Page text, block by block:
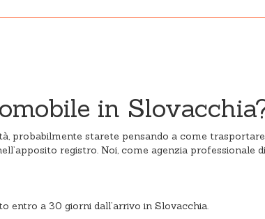
in
probabilmente starete pensando a come
registro. Noi, come agenzia
entro a 30 giorni dall’arrivo in Slovacchia.